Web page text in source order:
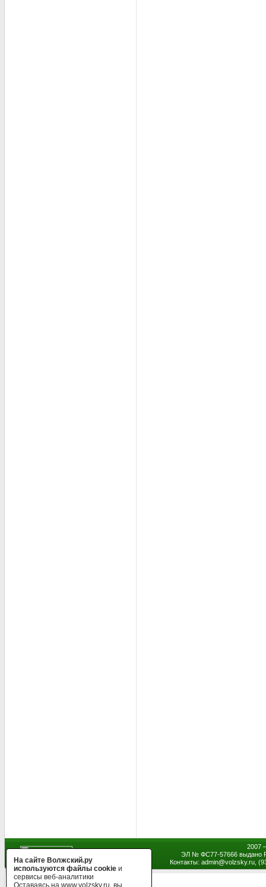
2007
ЭЛ № ФС77-57666 выдано
Контакты: admin@volzsky.ru,
На сайте Волжский.ру
используются файлы cookie и
сервисы веб-аналитики
Оставаясь на www.volzsky.ru, вы